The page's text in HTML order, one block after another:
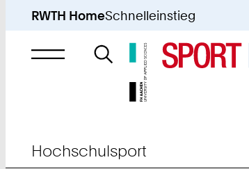
RWTH HomeSchnelleinstieg
Suche
nach
Hochschulsport